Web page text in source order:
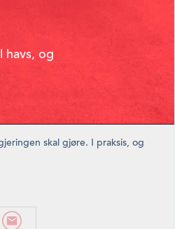
havs, og
skal gjøre. I praksis, og